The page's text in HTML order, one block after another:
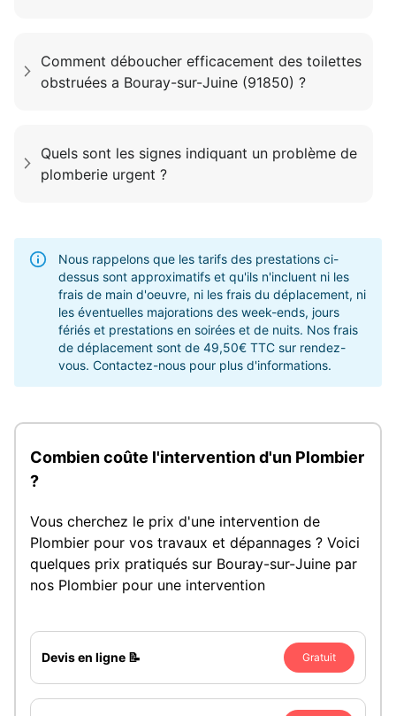
Comment déboucher efficacement des toilettes
obstruées a Bouray-sur-Juine (91850) ?
Quels sont les signes indiquant un problème de
plomberie urgent ?
Nous rappelons que les tarifs des prestations ci-
dessus sont approximatifs et qu'ils n'incluent ni les
frais de main d'oeuvre, ni les frais du déplacement, ni
les éventuelles majorations des week-ends, jours
fériés et prestations en soirées et de nuits. Nos frais
de déplacement sont de 49,50€ TTC sur rendez-
vous. Contactez-nous pour plus d'informations.
Combien coûte l'intervention d'un Plombier
?
Vous cherchez le prix d'une intervention de
Plombier pour vos travaux et dépannages ? Voici
quelques prix pratiqués sur Bouray-sur-Juine par
nos Plombier pour une intervention
Devis en ligne 📝 Gratuit